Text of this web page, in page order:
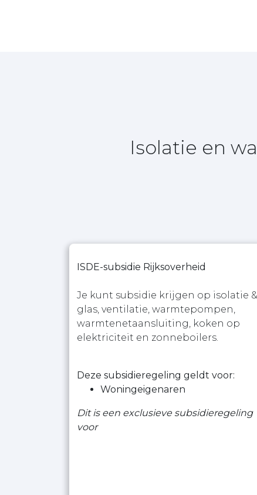
Isolatie en
ISDE-subsidie Rijksoverheid
Je kunt subsidie krijgen op isolatie &
glas, ventilatie, warmtepompen,
warmtenetaansluiting, koken op
elektriciteit en zonneboilers.
Deze subsidieregeling geldt voor:
Woningeigenaren
Dit is een exclusieve subsidieregeling
voor